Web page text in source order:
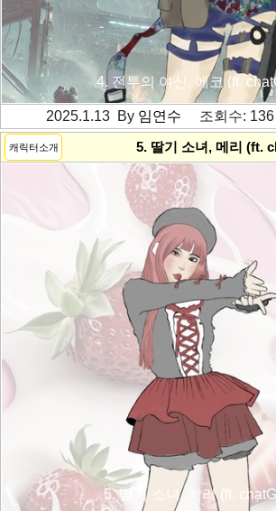
4. 전투의 여신, 에코 (ft.
2025.1.13 By 임연수 조회수:
캐릭터소개 5. 딸기 소녀, 메리 (ft.
5. 딸기 소녀, 메리 (ft.